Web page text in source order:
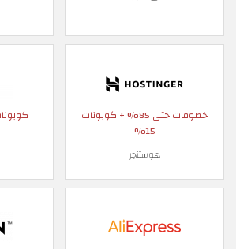
خصومات حتى 85% + كوبونات
15%
هوستنجر